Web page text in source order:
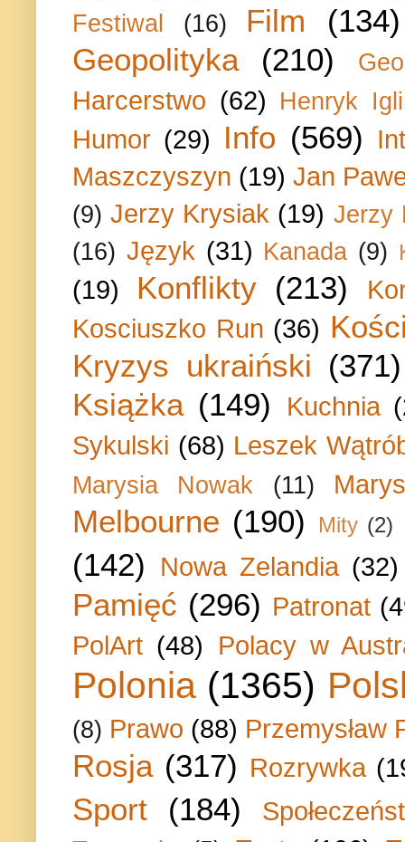
Festiwal (16) Film
(134)
Geopolityka
(210)
Harcerstwo (62) Henryk
Humor (29) Info (569)
Maszczyszyn (19) Jan
(9) Jerzy Krysiak (19) Jerzy
(16) Język (31) Kanada (9)
(19) Konflikty (213)
Kosciuszko Run (36)
Kryzys ukraiński (371)
Książka (149) Kuchnia
Sykulski (68) Leszek
Marysia Nowak (11)
Melbourne (190) Mity (2)
(142) Nowa Zelandia (32)
Pamięć (296) Patronat
PolArt (48) Polacy w
Polonia (1365)
(8) Prawo (88) Przemysław
Rosja (317) Rozrywka
Sport (184)